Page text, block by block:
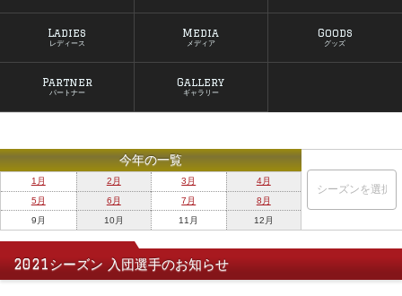
Ladies
レディース
Media
メディア
Goods
グッズ
Partner
パートナー
Gallery
ギャラリー
今年の一覧
1月 2月 3月
4月
5月
6月 7月
8月
9月
10月 11月 12月
2021シーズン 入団選手のお知らせ